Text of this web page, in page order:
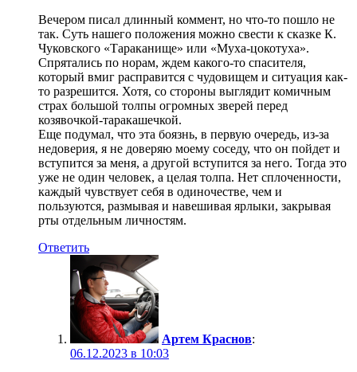
Вечером писал длинный коммент, но что-то пошло не
так. Суть нашего положения можно свести к сказке К.
Чуковского «Тараканище» или «Муха-цокотуха».
Спрятались по норам, ждем какого-то спасителя,
который вмиг расправится с чудовищем и ситуация как-
то разрешится. Хотя, со стороны выглядит комичным
страх большой толпы огромных зверей перед
козявочкой-таракашечкой.
Еще подумал, что эта боязнь, в первую очередь, из-за
недоверия, я не доверяю моему соседу, что он пойдет и
вступится за меня, а другой вступится за него. Тогда это
уже не один человек, а целая толпа. Нет сплоченности,
каждый чувствует себя в одиночестве, чем и
пользуются, размывая и навешивая ярлыки, закрывая
рты отдельным личностям.
Ответить
Артем Краснов:
06.12.2023 в 10:03